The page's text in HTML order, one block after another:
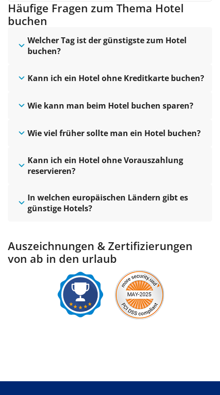
Häufige Fragen zum Thema Hotel
buchen
Welcher Tag ist der günstigste zum Hotel
buchen?
Kann ich ein Hotel ohne Kreditkarte buchen?
Wie kann man beim Hotel buchen sparen?
Wie viel früher sollte man ein Hotel buchen?
Kann ich ein Hotel ohne Vorauszahlung
reservieren?
In welchen europäischen Ländern gibt es
günstige Hotels?
Auszeichnungen & Zertifizierungen
von ab in den urlaub